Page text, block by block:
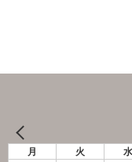
月 火 水